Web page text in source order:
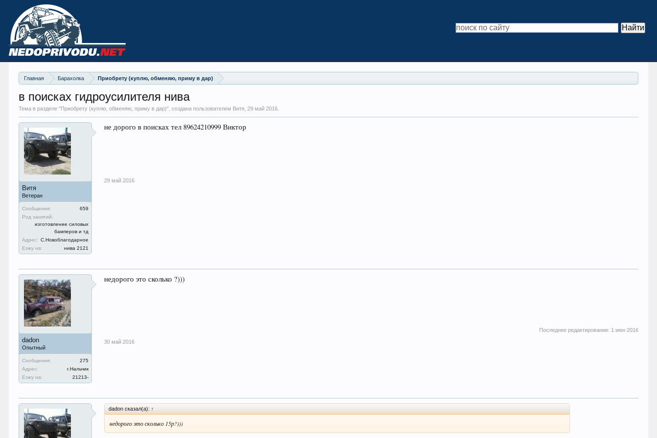
Главная Барахолка Приобрету (куплю, обменяю, приму в дар)
в поисках гидроусилителя нива
Тема в разделе "Приобрету (куплю, обменяю, приму в дар)", создана пользователем Витя,29 май 2016
Витя
Ветеран
Сообщения:
659
Род занятий:
изготовление силовых
бамперов и тд
Адрес: С.Новоблагодарное
Езжу на:
нива 2121
не дорого в поисках тел 89624210999 Виктор
29 май 2016
dadon
Опытный
Сообщения:
275
Адрес:
г.Нальчик
Езжу на:
21213-
недорого это сколько ?)))
Последнее редактирование: 1 июн 2016
30 май 2016
dadon сказал(а): ↑
недорого это сколько 15р?)))